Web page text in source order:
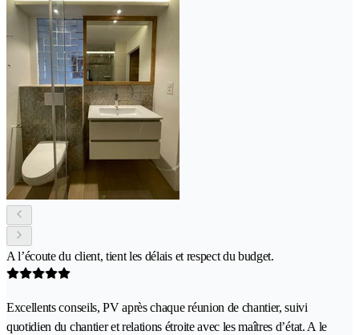
A l’écoute du client, tient les délais et respect du budget.
Excellents conseils, PV après chaque réunion de chantier, suivi
quotidien du chantier et relations étroite avec les maîtres d’état. A le